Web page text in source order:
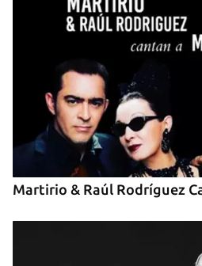
Guardar como favorito
Para poder guardar como
iniciar sesión con tu cuenta
INICIAR SESIÓN
Martirio & Raúl Rodríguez